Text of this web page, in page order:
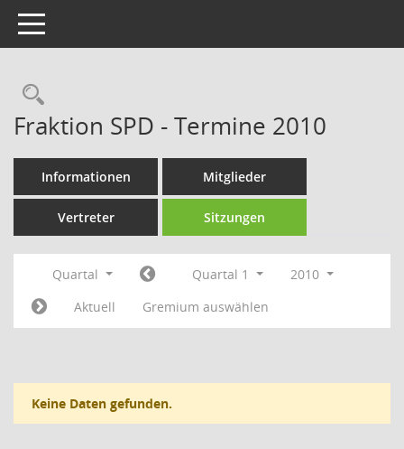
Toggle navigation
Rechercheauswahl
Fraktion SPD - Termine 2010
Informationen Mitglieder
Vertreter Sitzungen
Quartal Quartal 1
2010
Aktuell
Gremium auswählen
Keine Daten gefunden.